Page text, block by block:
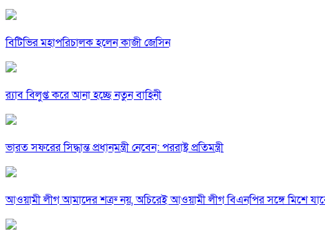
বিটিভির মহাপরিচালক হলেন কাজী জেসিন
র‍্যাব বিলুপ্ত করে আনা হচ্ছে নতুন বাহিনী
ভারত সফরের সিদ্ধান্ত প্রধানমন্ত্রী নেবেন: পররাষ্ট্র প্রতিমন্ত্রী
আওয়ামী লীগ আমাদের শত্রু নয়, অচিরেই আওয়ামী লীগ বিএনপির সঙ্গে মিশে